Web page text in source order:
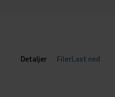
Detaljer FilerLast ned